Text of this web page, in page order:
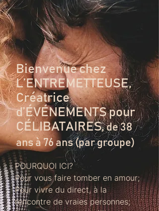
Bienvenue chez
L’ENTREMETTEUSE,
Créatrice
d’ÉVÉNEMENTS pour
CÉLIBATAIRES,de 38
ans à 76 ans (par groupe)
POURQUOI ICI?
Pour vous faire tomber en amour;
Pour vivre du direct, à la
rencontre de vraies personnes;